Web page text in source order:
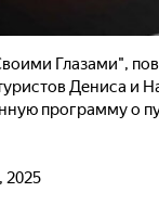
Глазами",
Дениса и
программу о
2025